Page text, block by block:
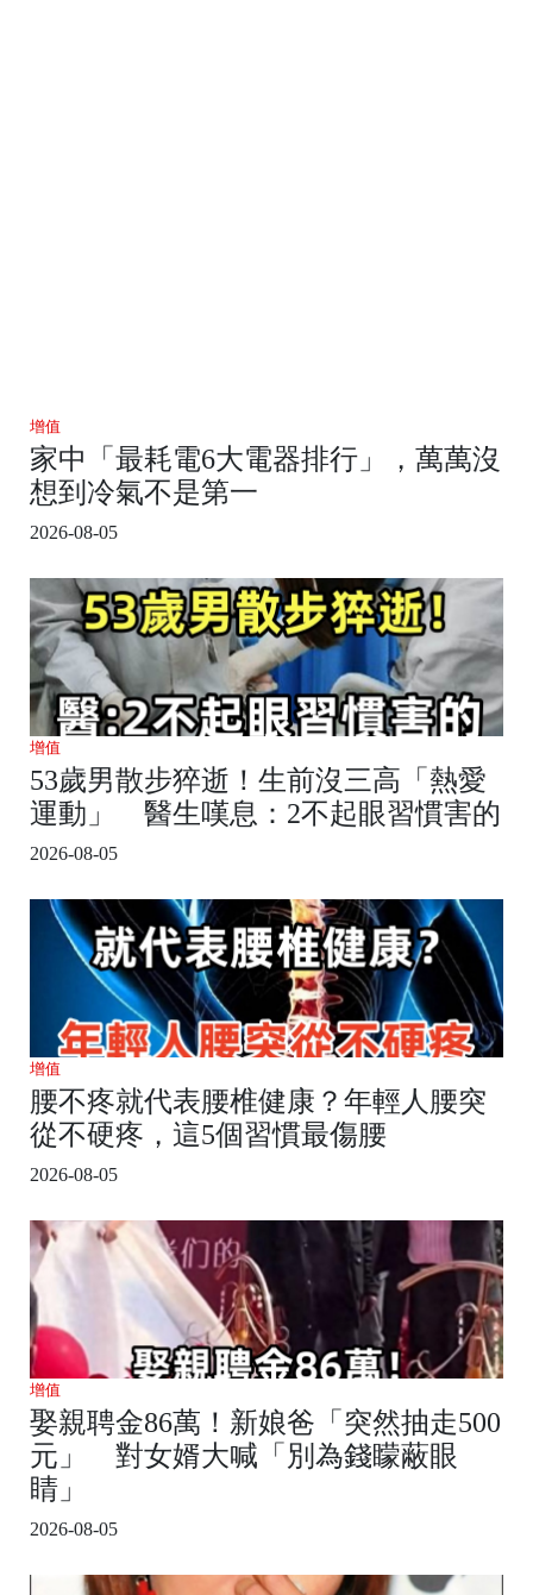
增值
家中「最耗電6大電器排行」，萬萬沒
想到冷氣不是第一
2026-08-05
增值
53歲男散步猝逝！生前沒三高「熱愛
運動」 醫生嘆息：2不起眼習慣害的
2026-08-05
增值
腰不疼就代表腰椎健康？年輕人腰突
從不硬疼，這5個習慣最傷腰
2026-08-05
增值
娶親聘金86萬！新娘爸「突然抽走500
元」 對女婿大喊「別為錢矇蔽眼
睛」
2026-08-05